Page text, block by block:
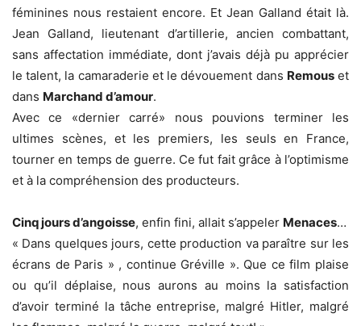
féminines nous restaient encore. Et Jean Galland était là.
Jean Galland, lieutenant d’artillerie, ancien combattant,
sans affectation immédiate, dont j’avais déjà pu apprécier
le talent, la camaraderie et le dévouement dans Remouset
dans Marchand d’amour.
Avec ce «dernier carré» nous pouvions terminer les
ultimes scènes, et les premiers, les seuls en France,
tourner en temps de guerre. Ce fut fait grâce à l’optimisme
et à la compréhension des producteurs.
Cinq jours d’angoisse, enfin fini, allait s’appeler Menaces…
« Dans quelques jours, cette production va paraître sur les
écrans de Paris » , continue Gréville ». Que ce film plaise
ou qu’il déplaise, nous aurons au moins la satisfaction
d’avoir terminé la tâche entreprise, malgré Hitler, malgré